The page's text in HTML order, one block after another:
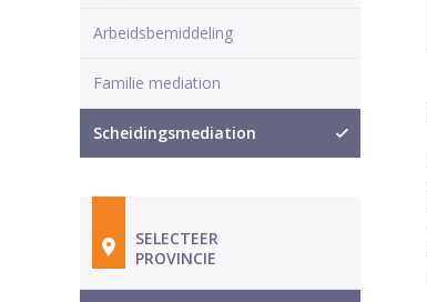
Arbeidsbemiddeling
Familie mediation
Scheidingsmediation
SELECTEER
PROVINCIE